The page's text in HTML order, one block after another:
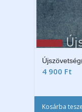
4 900 Ft
Kosárba